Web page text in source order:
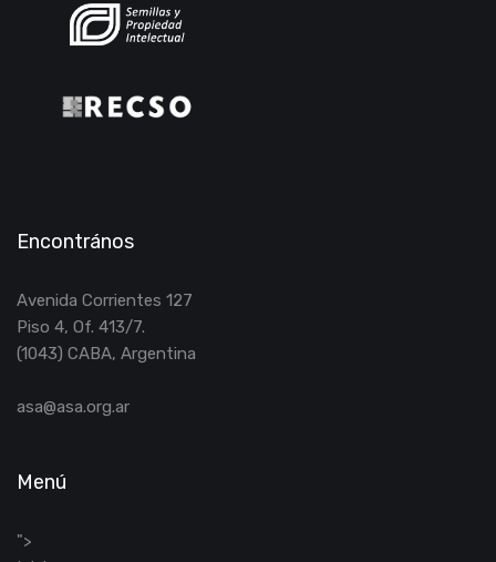
Encontrános
Avenida Corrientes 127
Piso 4, Of. 413/7.
(1043) CABA, Argentina
asa@asa.org.ar
Menú
">